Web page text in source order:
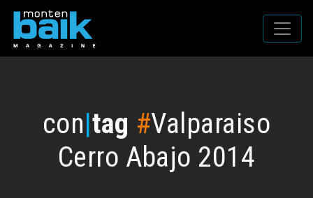
con|tag #Valparaiso
Cerro Abajo 2014